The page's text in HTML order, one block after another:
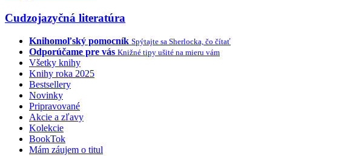
Cudzojazyčná literatúra
Knihomoľský pomocník Spýtajte sa Sherlocka, čo čítať
Odporúčame pre vás Knižné tipy ušité na mieru vám
Všetky knihy
Knihy roka 2025
Bestsellery
Novinky
Pripravované
Akcie a zľavy
Kolekcie
BookTok
Mám záujem o titul